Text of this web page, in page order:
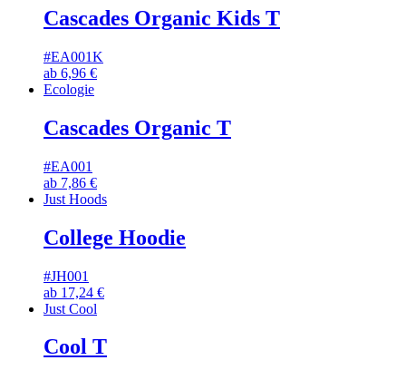
Cascades Organic Kids T
#EA001K
ab 6,96 €
Ecologie
Cascades Organic T
#EA001
ab 7,86 €
Just Hoods
College Hoodie
#JH001
ab 17,24 €
Just Cool
Cool T